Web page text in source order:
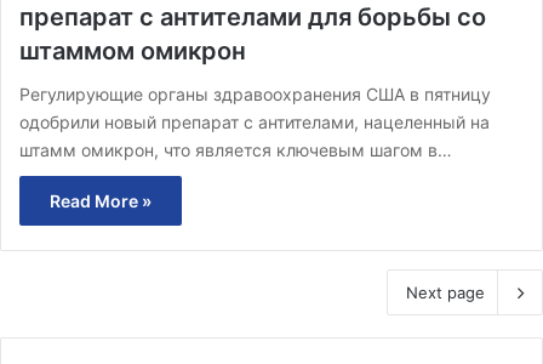
препарат с антителами для борьбы со
штаммом омикрон
Регулирующие органы здравоохранения США в пятницу
одобрили новый препарат с антителами, нацеленный на
штамм омикрон, что является ключевым шагом в…
Read More »
Next page